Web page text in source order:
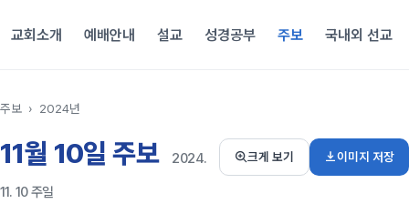
교회소개 예배안내 설교 성경공부 주보 국내외 선교
주보 › 2024년
11월 10일 주보 2024.
11. 10 주일
크게 보기 이미지 저장